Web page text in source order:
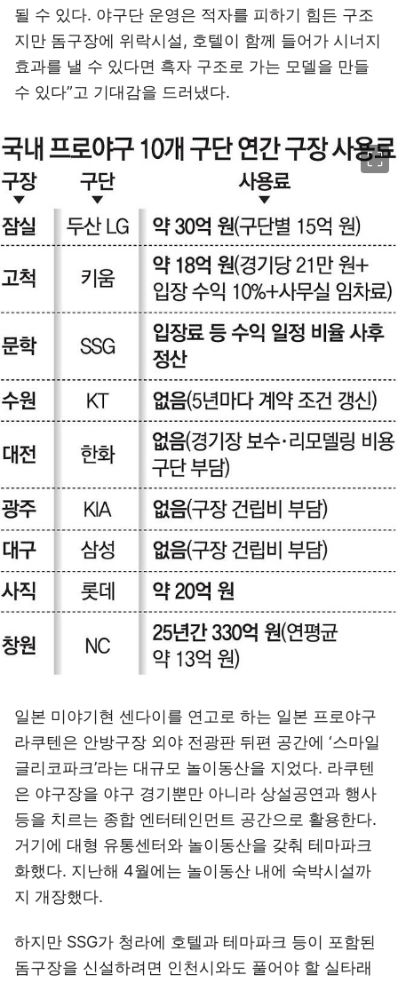
될 수 있다. 야구단 운영은 적자를 피하기 힘든 구조
지만 돔구장에 위락시설, 호텔이 함께 들어가 시너지
효과를 낼 수 있다면 흑자 구조로 가는 모델을 만들
수 있다”고 기대감을 드러냈다.
일본 미야기현 센다이를 연고로 하는 일본 프로야구
라쿠텐은 안방구장 외야 전광판 뒤편 공간에 ‘스마일
글리코파크’라는 대규모 놀이동산을 지었다. 라쿠텐
은 야구장을 야구 경기뿐만 아니라 상설공연과 행사
등을 치르는 종합 엔터테인먼트 공간으로 활용한다.
거기에 대형 유통센터와 놀이동산을 갖춰 테마파크
화했다. 지난해 4월에는 놀이동산 내에 숙박시설까
지 개장했다.
하지만 SSG가 청라에 호텔과 테마파크 등이 포함된
돔구장을 신설하려면 인천시와도 풀어야 할 실타래